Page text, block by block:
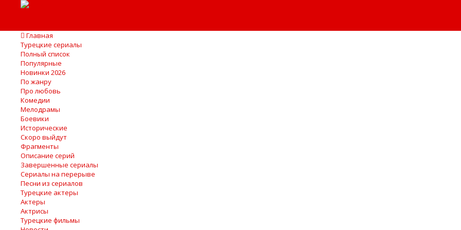
Главная
Турецкие сериалы
Полный список
Популярные
Новинки 2026
По жанру
Про любовь
Комедии
Мелодрамы
Боевики
Исторические
Скоро выйдут
Фрагменты
Описание серий
Завершенные сериалы
Сериалы на перерыве
Песни из сериалов
Турецкие актеры
Актеры
Актрисы
Турецкие фильмы